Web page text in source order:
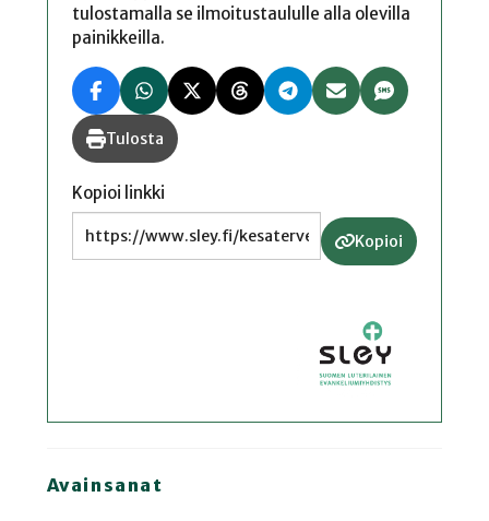
tulostamalla se ilmoitustaululle alla olevilla
painikkeilla.
Tulosta
Kopioi linkki
Kopioi
Avainsanat